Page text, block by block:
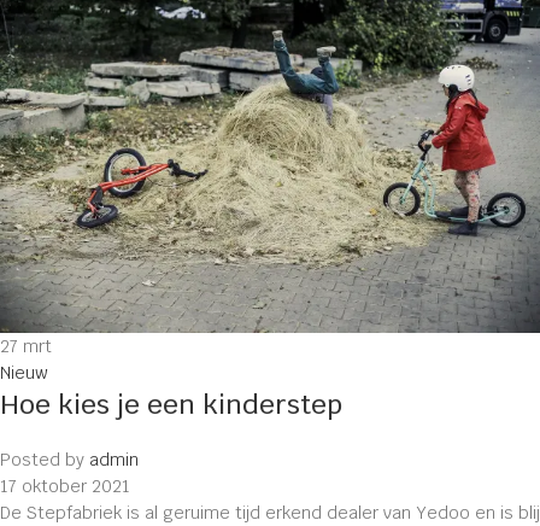
27 mrt
Nieuw
Hoe kies je een kinderstep
Posted by admin
17 oktober 2021
De Stepfabriek is al geruime tijd erkend dealer van Yedoo en is blij